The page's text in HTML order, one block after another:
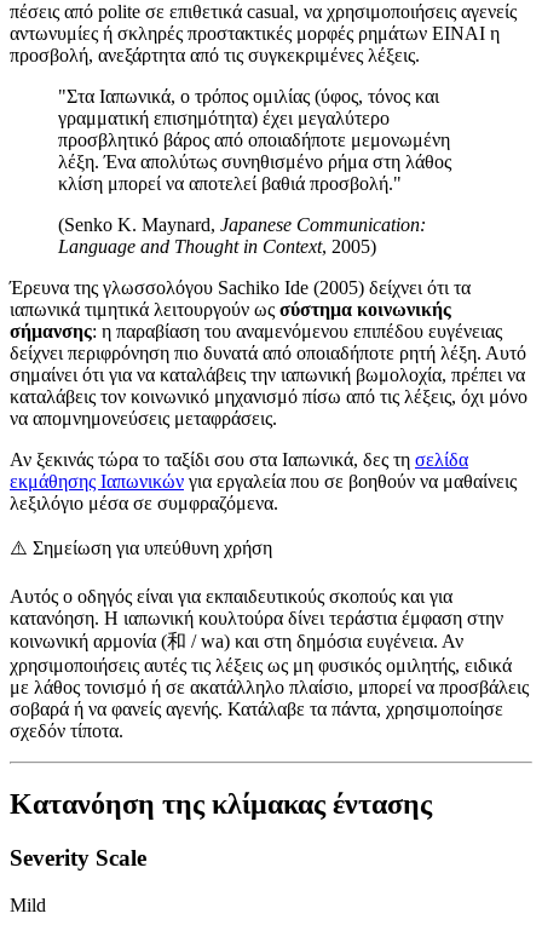
πέσεις από polite σε επιθετικά casual, να χρησιμοποιήσεις αγενείς
αντωνυμίες ή σκληρές προστακτικές μορφές ρημάτων ΕΙΝΑΙ η
προσβολή, ανεξάρτητα από τις συγκεκριμένες λέξεις.
"Στα Ιαπωνικά, ο τρόπος ομιλίας (ύφος, τόνος και
γραμματική επισημότητα) έχει μεγαλύτερο
προσβλητικό βάρος από οποιαδήποτε μεμονωμένη
λέξη. Ένα απολύτως συνηθισμένο ρήμα στη λάθος
κλίση μπορεί να αποτελεί βαθιά προσβολή."
(Senko K. Maynard, Japanese Communication:
Language and Thought in Context, 2005)
Έρευνα της γλωσσολόγου Sachiko Ide (2005) δείχνει ότι τα
ιαπωνικά τιμητικά λειτουργούν ως σύστημα κοινωνικής
σήμανσης: η παραβίαση του αναμενόμενου επιπέδου ευγένειας
δείχνει περιφρόνηση πιο δυνατά από οποιαδήποτε ρητή λέξη. Αυτό
σημαίνει ότι για να καταλάβεις την ιαπωνική βωμολοχία, πρέπει να
καταλάβεις τον κοινωνικό μηχανισμό πίσω από τις λέξεις, όχι μόνο
να απομνημονεύσεις μεταφράσεις.
Αν ξεκινάς τώρα το ταξίδι σου στα Ιαπωνικά, δες τη σελίδα
εκμάθησης Ιαπωνικών για εργαλεία που σε βοηθούν να μαθαίνεις
λεξιλόγιο μέσα σε συμφραζόμενα.
⚠️ Σημείωση για υπεύθυνη χρήση
Αυτός ο οδηγός είναι για εκπαιδευτικούς σκοπούς και για
κατανόηση. Η ιαπωνική κουλτούρα δίνει τεράστια έμφαση στην
κοινωνική αρμονία (和 / wa) και στη δημόσια ευγένεια. Αν
χρησιμοποιήσεις αυτές τις λέξεις ως μη φυσικός ομιλητής, ειδικά
με λάθος τονισμό ή σε ακατάλληλο πλαίσιο, μπορεί να προσβάλεις
σοβαρά ή να φανείς αγενής. Κατάλαβε τα πάντα, χρησιμοποίησε
σχεδόν τίποτα.
Κατανόηση της κλίμακας έντασης
Severity Scale
Mild